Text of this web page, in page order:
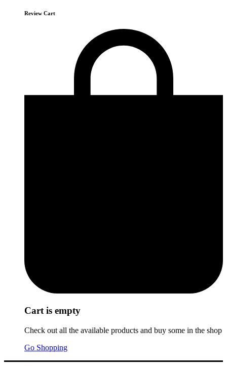
Review Cart
Cart is empty
Check out all the available products and buy some in the shop
Go Shopping